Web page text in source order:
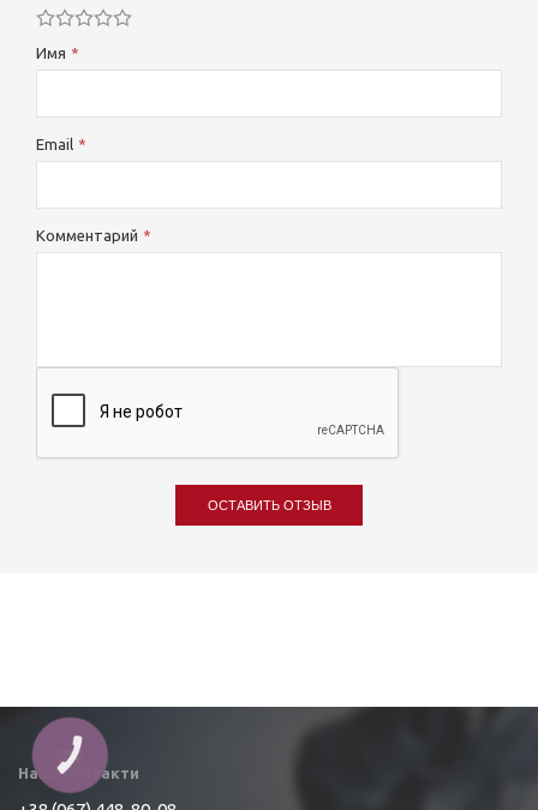
Имя
Email
Комментарий
ОСТАВИТЬ ОТЗЫВ
Наші контакти
КНОПКА
ЗВ'ЯЗКУ